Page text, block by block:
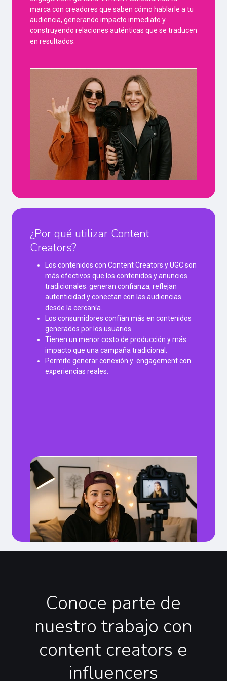
marca con creadores que saben cómo hablarle a tu
audiencia, generando impacto inmediato y
construyendo relaciones auténticas que se traducen
en resultados.
¿Por qué utilizar Content
Creators?
Los contenidos con Content Creators y UGC son
más efectivos que los contenidos y anuncios
tradicionales: generan confianza, reflejan
autenticidad y conectan con las audiencias
desde la cercanía.
Los consumidores confían más en contenidos
generados por los usuarios.
Tienen un menor costo de producción y más
impacto que una campaña tradicional.
Permite generar conexión y engagement con
experiencias reales.
Conoce parte de
nuestro trabajo con
content creators e
influencers